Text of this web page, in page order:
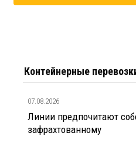
Контейнерные
07.08.2026
Линии предпочитают
зафрахтованному